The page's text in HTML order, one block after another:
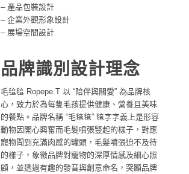
– 產品包裝設計
– 企業外觀形象設計
– 展場空間設計
品牌識別設計理念
毛毰毰 Ropepe.T 以 “陪伴與關愛” 為品牌核
心，致力於為每隻毛孩提供健康、營養且美味
的餐點。品牌名稱 “毛毰毰” 毰字字義上是形容
動物因開心興奮而毛髮噴張豎起的樣子，對應
寵物聞到充滿肉感的罐頭，毛髮噴張迫不及待
的樣子，象徵品牌對寵物的深厚情感及細心照
顧，並透過有趣的發音與創意命名，突顯品牌